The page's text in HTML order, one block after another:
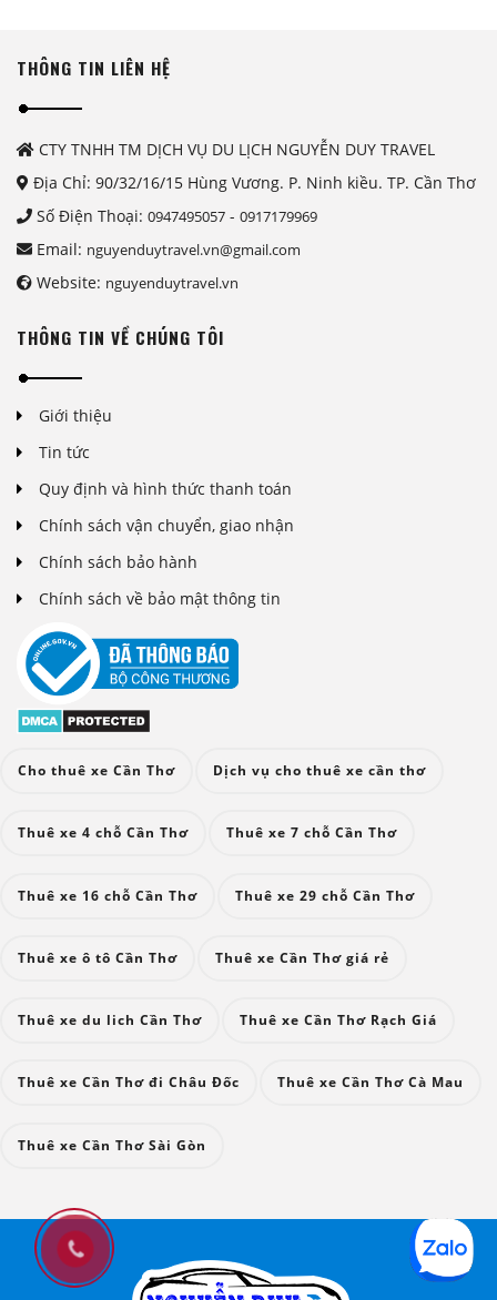
THÔNG TIN LIÊN HỆ
CTY TNHH TM DỊCH VỤ DU LỊCH NGUYỄN DUY TRAVEL
Địa Chỉ: 90/32/16/15 Hùng Vương. P. Ninh kiều. TP. Cần Thơ
Số Điện Thoại: 0947495057 - 0917179969
Email: nguyenduytravel.vn@gmail.com
Website: nguyenduytravel.vn
THÔNG TIN VỀ CHÚNG TÔI
Giới thiệu
Tin tức
Quy định và hình thức thanh toán
Chính sách vận chuyển, giao nhận
Chính sách bảo hành
Chính sách về bảo mật thông tin
Cho thuê xe Cần Thơ Dịch vụ cho thuê xe cần thơ
Thuê xe 4 chỗ Cần Thơ Thuê xe 7 chỗ Cần Thơ
Thuê xe 16 chỗ Cần Thơ Thuê xe 29 chỗ Cần Thơ
Thuê xe ô tô Cần Thơ Thuê xe Cần Thơ giá rẻ
Thuê xe du lich Cần Thơ Thuê xe Cần Thơ Rạch Giá
Thuê xe Cần Thơ đi Châu Đốc Thuê xe Cần Thơ Cà Mau
Thuê xe Cần Thơ Sài Gòn